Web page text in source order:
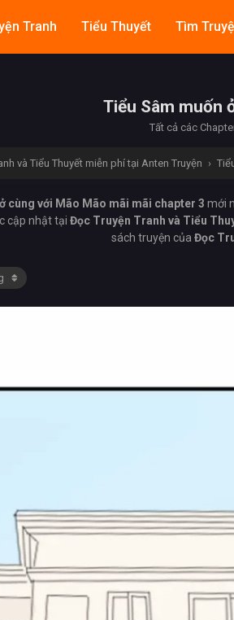
Tranh Tiểu Thuyết Tìm
Tiểu Sâm muốn
Tất cả các
và Tiểu Thuyết miễn phí tại Anten Truyện ›
cùng với Mão Mão mãi mãi chapter 3 mới
cập nhật tại Đọc Truyện Tranh và Tiểu
sách truyện của Đọc